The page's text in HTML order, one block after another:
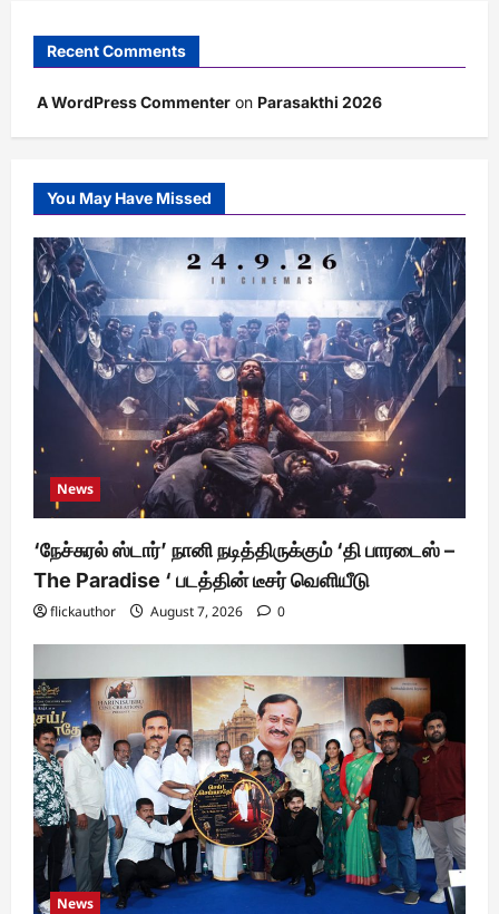
Recent Comments
A WordPress Commenter on Parasakthi 2026
You May Have Missed
News
‘நேச்சுரல் ஸ்டார்’ நானி நடித்திருக்கும் ‘தி பாரடைஸ் –
The Paradise ‘ படத்தின் டீசர் வெளியீடு
flickauthor August 7, 2026 0
News